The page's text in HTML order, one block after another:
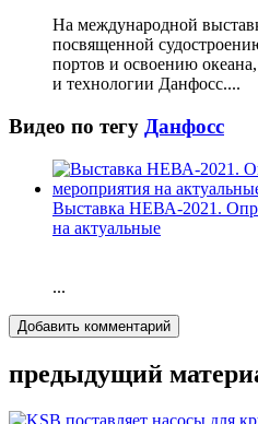
На международной
посвященной
портов и освоению
и технологии Данфосс....
Видео по тегу Данфосс
Выставка НЕВА-2021.
на актуальные
...
Добавить комментарий
предыдущий